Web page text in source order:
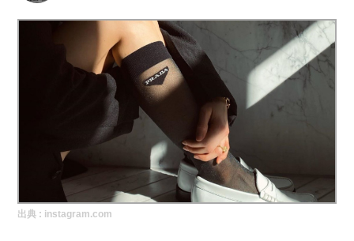
BUYMAで人気のブランド
BUYMAの売れ筋商品
バイマの疑問に現役パーソナルショッパーが答えてみた
実録！海外ショップで買ってみた！
海外SHOP LIST
出典 : instagram.com